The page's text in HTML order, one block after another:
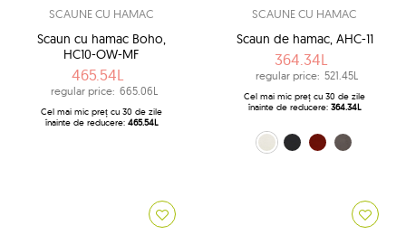
SCAUNE CU HAMAC
Scaun cu hamac Boho,
HC10-OW-MF
465.54L
regular price: 665.06L
Cel mai mic preț cu 30 de zile
înainte de reducere: 465.54L
SCAUNE CU HAMAC
Scaun de hamac, AHC-11
364.34L
regular price: 521.45L
Cel mai mic preț cu 30 de zile
înainte de reducere: 364.34L
ecru (0209)negru (10)roșu (325)gri (9)